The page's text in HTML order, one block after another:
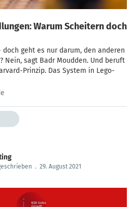
Warum Scheitern doch
geht es nur darum, den anderen
Nein, sagt Badr Moudden. Und beruft
Prinzip. Das System in Lego-
. 29. August 2021